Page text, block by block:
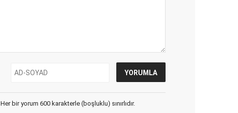
bir yorum 600 karakterle (boşluklu) sınırlıdır.